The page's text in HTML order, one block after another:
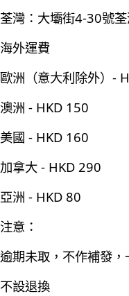
荃灣：大壩街4-30號
海外運費
歐洲（意大利除外）-
澳洲 - HKD 150
美國 - HKD 160
加拿大 - HKD 290
亞洲 - HKD 80
注意：
逾期未取，不作補發，
不設退換